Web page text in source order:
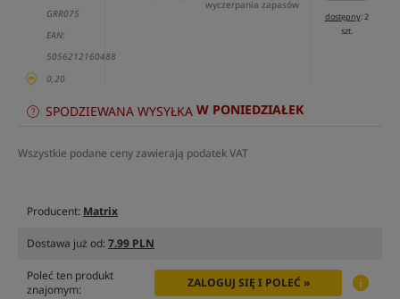
GRR075
EAN:
5056212160488
0,20
wyczerpania zapasów
dostępny: 2
szt.
SPODZIEWANA WYSYŁKA W PONIEDZIAŁEK
Wszystkie podane ceny zawierają podatek VAT
Producent: Matrix
Dostawa już od:7.99 PLN
Poleć ten produkt
znajomym:
ZALOGUJ SIĘ I POLEĆ »